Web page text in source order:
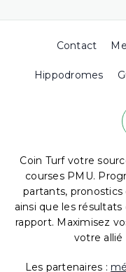
Contact
Hippodromes
Coin Turf votre
courses PMU.
partants,
ainsi que les
rapport. Maximisez
votre allié
Les partenaires :